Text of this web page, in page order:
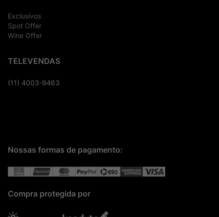
Exclusivos
Spot Offer
Wine Offer
TELEVENDAS
(11) 4003-9463
Nossas formas de pagamento:
Compra protegida por